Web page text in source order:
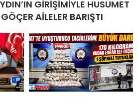
GİRİŞİMİYLE HUSUMET
AİLELER BARIŞTI